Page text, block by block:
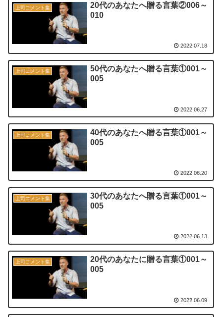
上司コメント集
20代のあなたへ贈る言葉②006～
010
2022.07.18
上司コメント集
50代のあなたへ贈る言葉①001～
005
2022.06.27
上司コメント集
40代のあなたへ贈る言葉①001～
005
2022.06.20
上司コメント集
30代のあなたへ贈る言葉①001～
005
2022.06.13
上司コメント集
20代のあなたに贈る言葉①001～
005
2022.06.09